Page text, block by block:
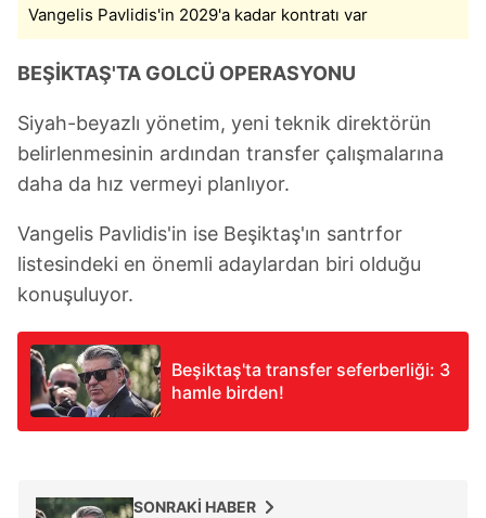
Vangelis Pavlidis'in 2029'a kadar kontratı var
BEŞİKTAŞ'TA GOLCÜ OPERASYONU
Siyah-beyazlı yönetim, yeni teknik direktörün
belirlenmesinin ardından transfer çalışmalarına
daha da hız vermeyi planlıyor.
Vangelis Pavlidis'in ise Beşiktaş'ın santrfor
listesindeki en önemli adaylardan biri olduğu
konuşuluyor.
Beşiktaş'ta transfer seferberliği: 3
hamle birden!
SONRAKİ HABER